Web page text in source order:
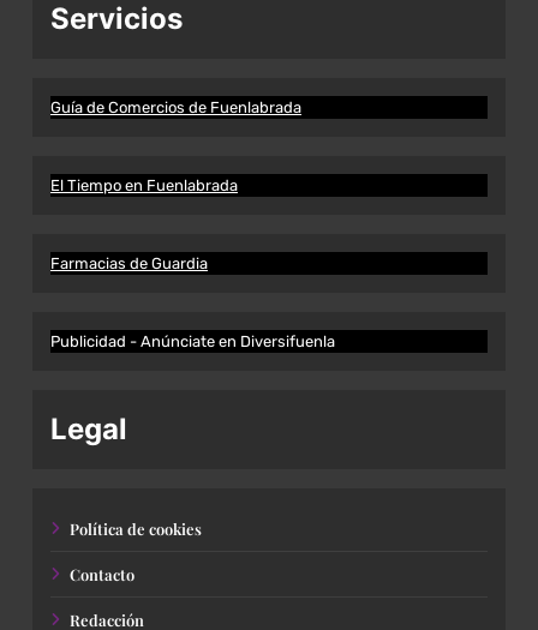
Servicios
Guía de Comercios de Fuenlabrada
El Tiempo en Fuenlabrada
Farmacias de Guardia
Publicidad - Anúnciate en Diversifuenla
Legal
Política de cookies
Contacto
Redacción